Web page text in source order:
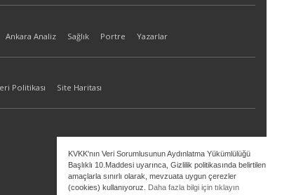
KVKK'nın Veri Sorumlusunun Aydınlatma Yükümlülüğü
Başlıklı 10.Maddesi uyarınca, Gizlilik politikasında belirtilen
amaçlarla sınırlı olarak, mevzuata uygun çerezler
(cookies) kullanıyoruz. Daha fazla bilgi için tıklayın
Ankara Analiz Sağlık Portre Yazarlar
Politikası Site Haritası